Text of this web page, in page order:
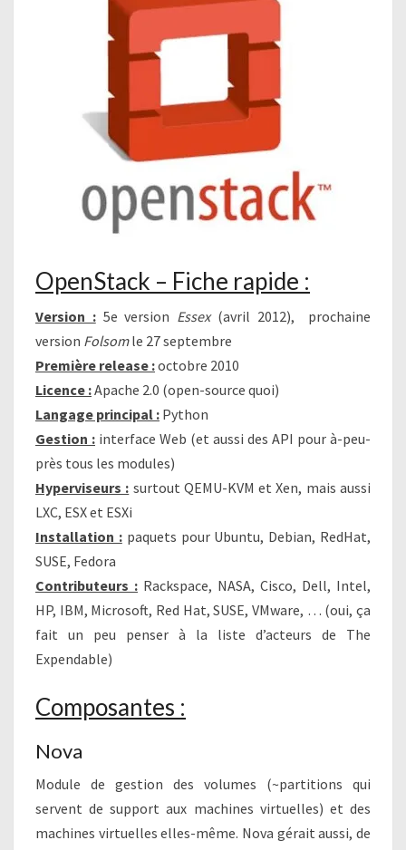
OpenStack – Fiche rapide :
Version :5e version Essex(avril 2012), prochaine
version Folsomle 27 septembre
Première release :octobre 2010
Licence :Apache 2.0 (open-source quoi)
Langage principal : Python
Gestion : interface Web (et aussi des API pour à-peu-
près tous les modules)
Hyperviseurs : surtout QEMU-KVM et Xen, mais aussi
LXC, ESX et ESXi
Installation :paquets pour Ubuntu, Debian, RedHat,
SUSE, Fedora
Contributeurs : Rackspace, NASA, Cisco, Dell, Intel,
HP, IBM, Microsoft, Red Hat, SUSE, VMware, … (oui, ça
fait un peu penser à la liste d’acteurs de The
Expendable)
Composantes :
Nova
Module de gestion des volumes (~partitions qui
servent de support aux machines virtuelles) et des
machines virtuelles elles-même. Nova gérait aussi, de